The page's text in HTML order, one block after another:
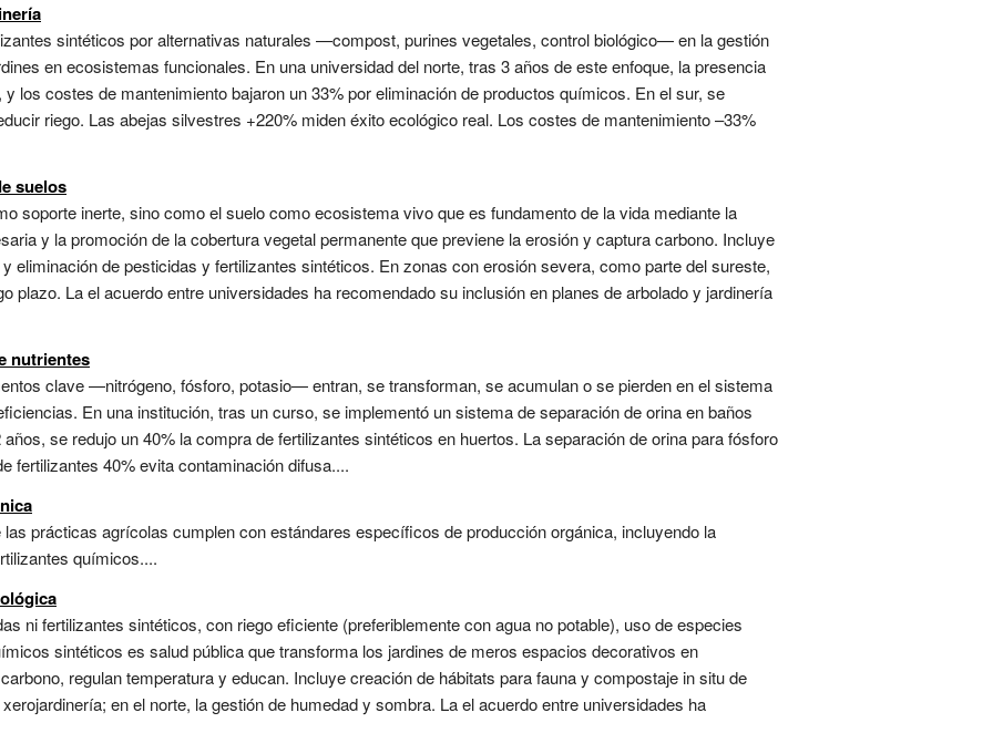
sintéticos por alternativas naturales —compost, purines vegetales, control biológico— en la gestión
en ecosistemas funcionales. En una universidad del norte, tras 3 años de este enfoque, la presencia
los costes de mantenimiento bajaron un 33% por eliminación de productos químicos. En el sur, se
riego. Las abejas silvestres +220% miden éxito ecológico real. Los costes de mantenimiento –33%
suelos
soporte inerte, sino como el suelo como ecosistema vivo que es fundamento de la vida mediante la
y la promoción de la cobertura vegetal permanente que previene la erosión y captura carbono. Incluye
eliminación de pesticidas y fertilizantes sintéticos. En zonas con erosión severa, como parte del sureste,
plazo. La el acuerdo entre universidades ha recomendado su inclusión en planes de arbolado y jardinería
nutrientes
clave —nitrógeno, fósforo, potasio— entran, se transforman, se acumulan o se pierden en el sistema
En una institución, tras un curso, se implementó un sistema de separación de orina en baños
se redujo un 40% la compra de fertilizantes sintéticos en huertos. La separación de orina para fósforo
fertilizantes 40% evita contaminación difusa....
prácticas agrícolas cumplen con estándares específicos de producción orgánica, incluyendo la
químicos....
ni fertilizantes sintéticos, con riego eficiente (preferiblemente con agua no potable), uso de especies
sintéticos es salud pública que transforma los jardines de meros espacios decorativos en
regulan temperatura y educan. Incluye creación de hábitats para fauna y compostaje in situ de
en el norte, la gestión de humedad y sombra. La el acuerdo entre universidades ha